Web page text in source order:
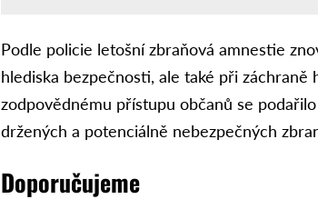
Podle policie letošní zbraňová amnestie
hlediska bezpečnosti, ale také při
zodpovědnému přístupu občanů se
držených a potenciálně nebezpečných
Doporučujeme